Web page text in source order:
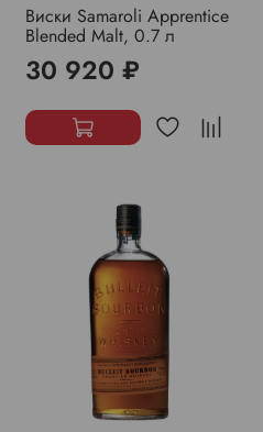
Виски Samaroli Apprentice
Blended Malt, 0.7 л
30 920 ₽